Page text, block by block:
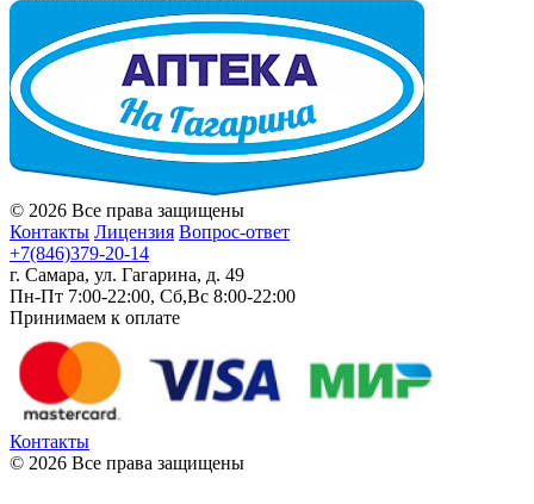
© 2026 Все права защищены
Контакты Лицензия Вопрос-ответ
+7(846)379-20-14
г. Самара, ул. Гагарина, д. 49
Пн-Пт 7:00-22:00, Сб,Вс 8:00-22:00
Принимаем к оплате
Контакты
© 2026 Все права защищены